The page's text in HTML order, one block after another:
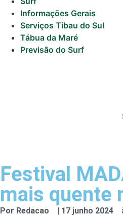
Informações Gerais
Serviços Tibau do Sul
Tábua da Maré
Previsão do Surf
Festival
mais quente
Por Redacao | 17 junho 2024